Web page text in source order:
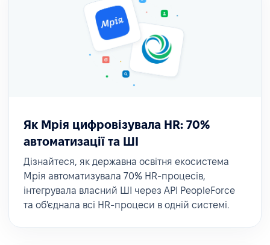
Як Мрія цифровізувала HR: 70%
автоматизації та ШІ
Дізнайтеся, як державна освітня екосистема
Мрія автоматизувала 70% HR-процесів,
інтегрувала власний ШІ через API PeopleForce
та об'єднала всі HR-процеси в одній системі.